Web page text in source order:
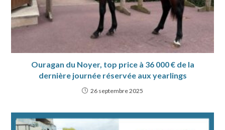
Ouragan du Noyer, top price à 36 000 € de la
dernière journée réservée aux yearlings
26 septembre 2025